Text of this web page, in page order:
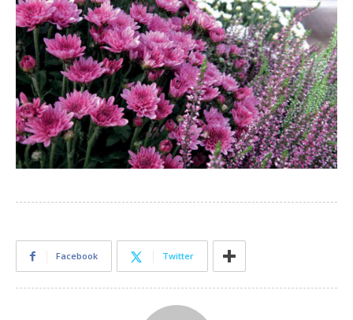
Facebook Twitter